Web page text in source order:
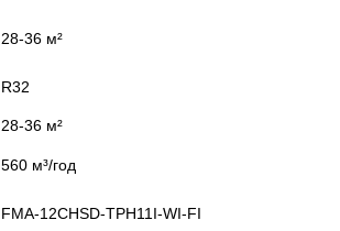
28-36 м²
R32
28-36 м²
560 м³/год
FMA-12CHSD-TPH11I-WI-FI